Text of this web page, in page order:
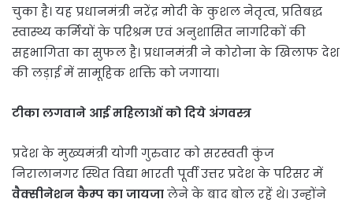
चुका है। यह प्रधानमंत्री नरेंद्र मोदी के कुशल नेतृत्व, प्रतिबद्ध
स्वास्थ्य कर्मियों के परिश्रम एवं अनुशासित नागरिकों की
सहभागिता का सुफल है। प्रधानमंत्री ने कोरोना के खिलाफ देश
की लड़ाई में सामूहिक शक्ति को जगाया।
टीका लगवाने आई महिलाओं को दिये अंगवस्त्र
प्रदेश के मुख्यमंत्री योगी गुरुवार को सरस्वती कुंज
निरालानगर स्थित विद्या भारती पूर्वी उत्तर प्रदेश के परिसर में
वैक्सीनेशन कैम्प का जायजालेने के बाद बोल रहें थे। उन्होंने